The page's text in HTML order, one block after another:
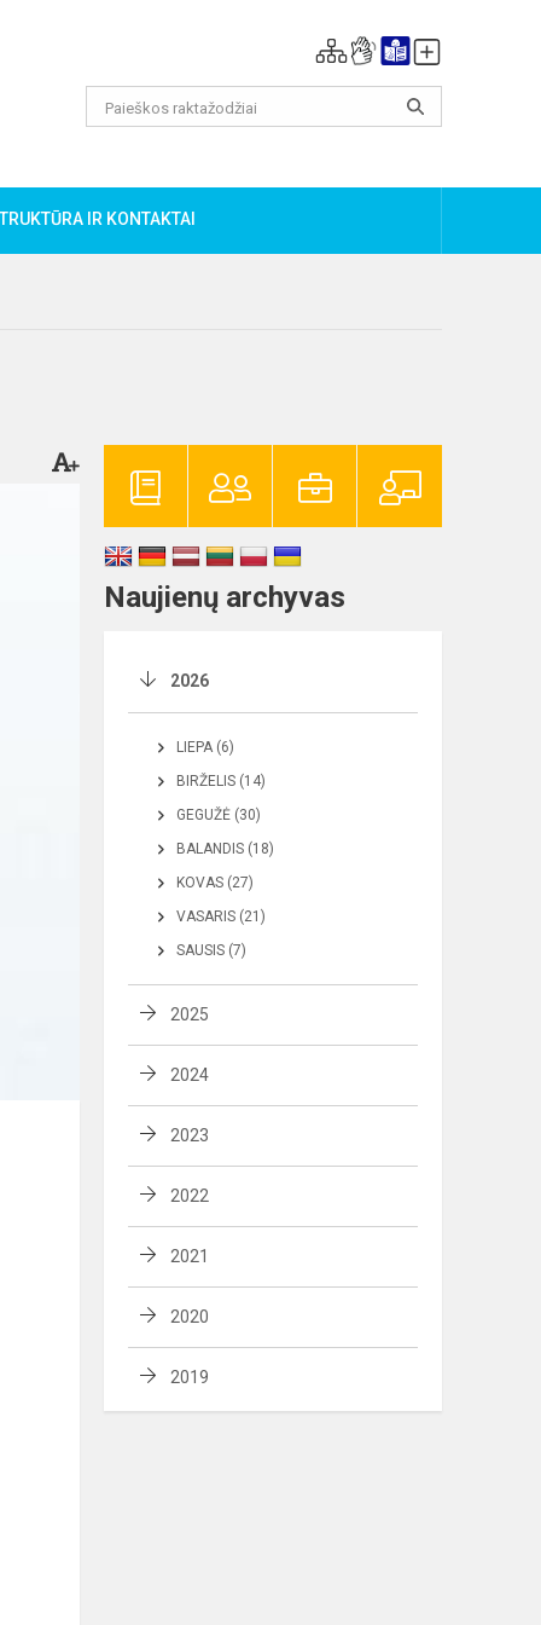
IR KONTAKTAI
Naujienų archyvas
2026
LIEPA (6)
BIRŽELIS (14)
GEGUŽĖ (30)
BALANDIS (18)
KOVAS (27)
VASARIS (21)
SAUSIS (7)
2025
2024
2023
2022
2021
2020
2019